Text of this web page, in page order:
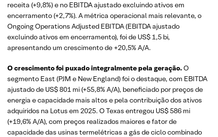
receita (+9,8%) e no EBITDA ajustado excluindo ativos em
encerramento (+2,7%). A métrica operacional mais relevante, o
Ongoing Operations Adjusted EBITDA (EBITDA ajustado
excluindo ativos em encerramento), foi de US$ 1,5 bi,
apresentando um crescimento de +20,5% A/A.
O crescimento foi puxado integralmente pela geração.O
segmento East (PJM e New England) foi o destaque, com EBITDA
ajustado de US$ 801 mi (+55,8% A/A), beneficiado por preços de
energia e capacidade mais altos e pela contribuição dos ativos
adquiridos na Lotus em 2025. O Texas entregou US$ 586 mi
(+19,6% A/A), com preços realizados maiores e fator de
capacidade das usinas termelétricas a gás de ciclo combinado